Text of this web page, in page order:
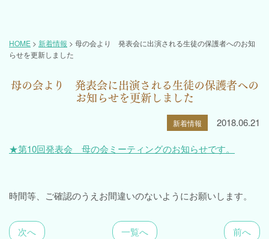
HOME > 新着情報 > 母の会より 発表会に出演される生徒の保護者へのお知
らせを更新しました
母の会より 発表会に出演される生徒の保護者への
お知らせを更新しました
新着情報 2018.06.21
★第10回発表会 母の会ミーティングのお知らせです。
時間等、ご確認のうえお間違いのないようにお願いします。
次へ 一覧へ 前へ